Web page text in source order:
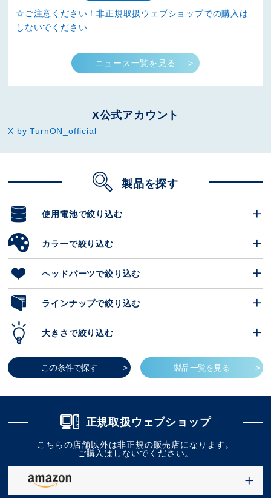
☆ご注意ください！非正規取扱ウェブショップでの購入は
しないでください
ニュース一覧を見る
X公式アカウント
X by TurnON_official
製品を探す
使用電池で絞り込む
カラーで絞り込む
ヘッドパーツで絞り込む
ラインナップで絞り込む
大きさで絞り込む
この条件で探す 製品一覧を見る
正規取扱ウェブショップ
こちらの店舗以外は非正規の販売店になります。
ご購入はしないでください。